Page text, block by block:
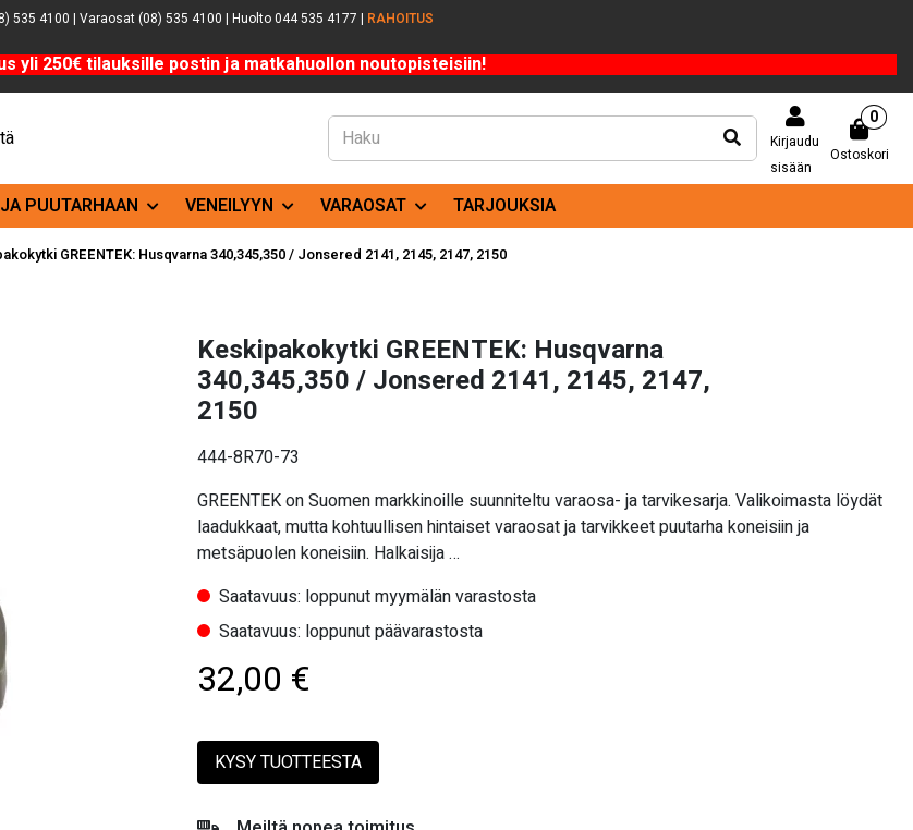
535 4100 | Varaosat (08) 535 4100 | Huolto 044 535 4177 | RAHOITUS
yli 250€ tilauksille postin ja matkahuollon noutopisteisiin!
Kirjaudu
sisään
Ostoskori
0
PUUTARHAAN VENEILYYN VARAOSAT TARJOUKSIA
GREENTEK: Husqvarna 340,345,350 / Jonsered 2141, 2145, 2147, 2150
Keskipakokytki GREENTEK: Husqvarna
340,345,350 / Jonsered 2141, 2145, 2147,
2150
444-8R70-73
GREENTEK on Suomen markkinoille suunniteltu varaosa- ja tarvikesarja. Valikoimasta löydät
laadukkaat, mutta kohtuullisen hintaiset varaosat ja tarvikkeet puutarha koneisiin ja
metsäpuolen koneisiin. Halkaisija …
Saatavuus: loppunut myymälän varastosta
Saatavuus: loppunut päävarastosta
32,00 €
KYSY TUOTTEESTA